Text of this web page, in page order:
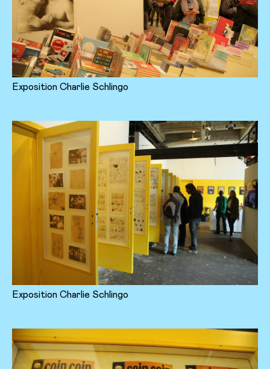
Exposition Charlie Schlingo
Exposition Charlie Schlingo